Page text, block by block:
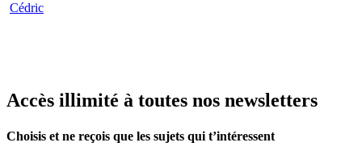
Cédric
Accès illimité à toutes nos newsletters
Choisis et ne reçois que les sujets qui t’intéressent